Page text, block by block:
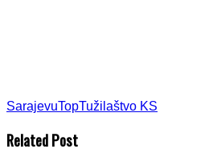
SarajevuTopTužilaštvo KS
Related Post